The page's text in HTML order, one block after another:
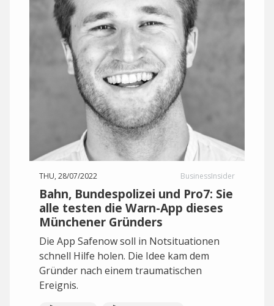
THU, 28/07/2022 BusinessInsider
Bahn, Bundespolizei und Pro7: Sie
alle testen die Warn-App dieses
Münchener Gründers
Die App Safenow soll in Notsituationen
schnell Hilfe holen. Die Idee kam dem
Gründer nach einem traumatischen
Ereignis.